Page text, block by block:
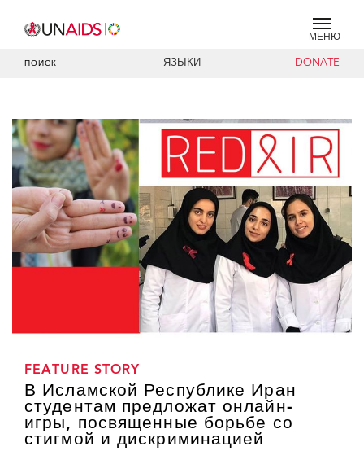
МЕНЮ
ПОИСК ЯЗЫКИ DONATE
FEATURE STORY
В Исламской Республике Иран
студентам предложат онлайн-
игры, посвященные борьбе со
стигмой и дискриминацией